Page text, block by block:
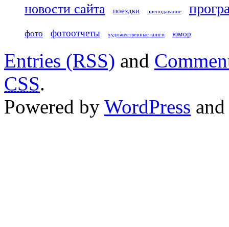
новости сайта поездки преподавание
фото фотоотчеты художественные книги юмор
Entries (RSS) and
CSS.
Powered by WordPress